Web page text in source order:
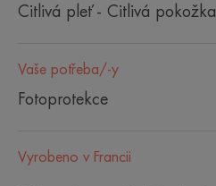
Citlivá pleť - Citlivá pokožka
Vaše potřeba/-y
Fotoprotekce
Vyrobeno v Francii